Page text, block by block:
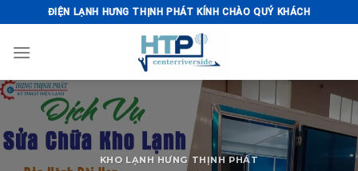
to
content
ĐIỆN LẠNH HƯNG THỊNH PHÁT KÍNH CHÀO QUÝ KHÁCH
KHO LẠNH HƯNG THỊNH PHÁT